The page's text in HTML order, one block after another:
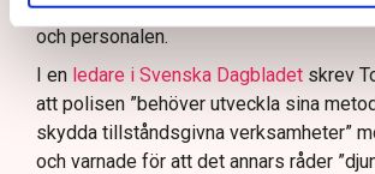
resurserinte är tillräckligaför att
och personalen.
I en ledare i Svenska Dagbladet skrev
att polisen ”behöver utveckla sina
skydda tillståndsgivna verksamheter”
och varnade för att det annars råder